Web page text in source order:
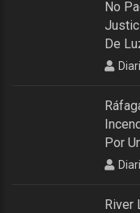
No
De
Por
River